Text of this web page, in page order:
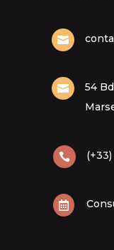


54

